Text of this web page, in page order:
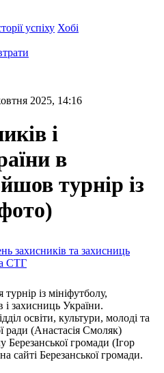
успіху Хобі
2025, 14:16
і
в
турнір із
захисників та захисниць
СТГ
із мініфутболу,
захисниць України.
освіти, культури, молоді та
ради (Анастасія Смоляк)
Березанської громади (Ігор
на сайті Березанської громади.